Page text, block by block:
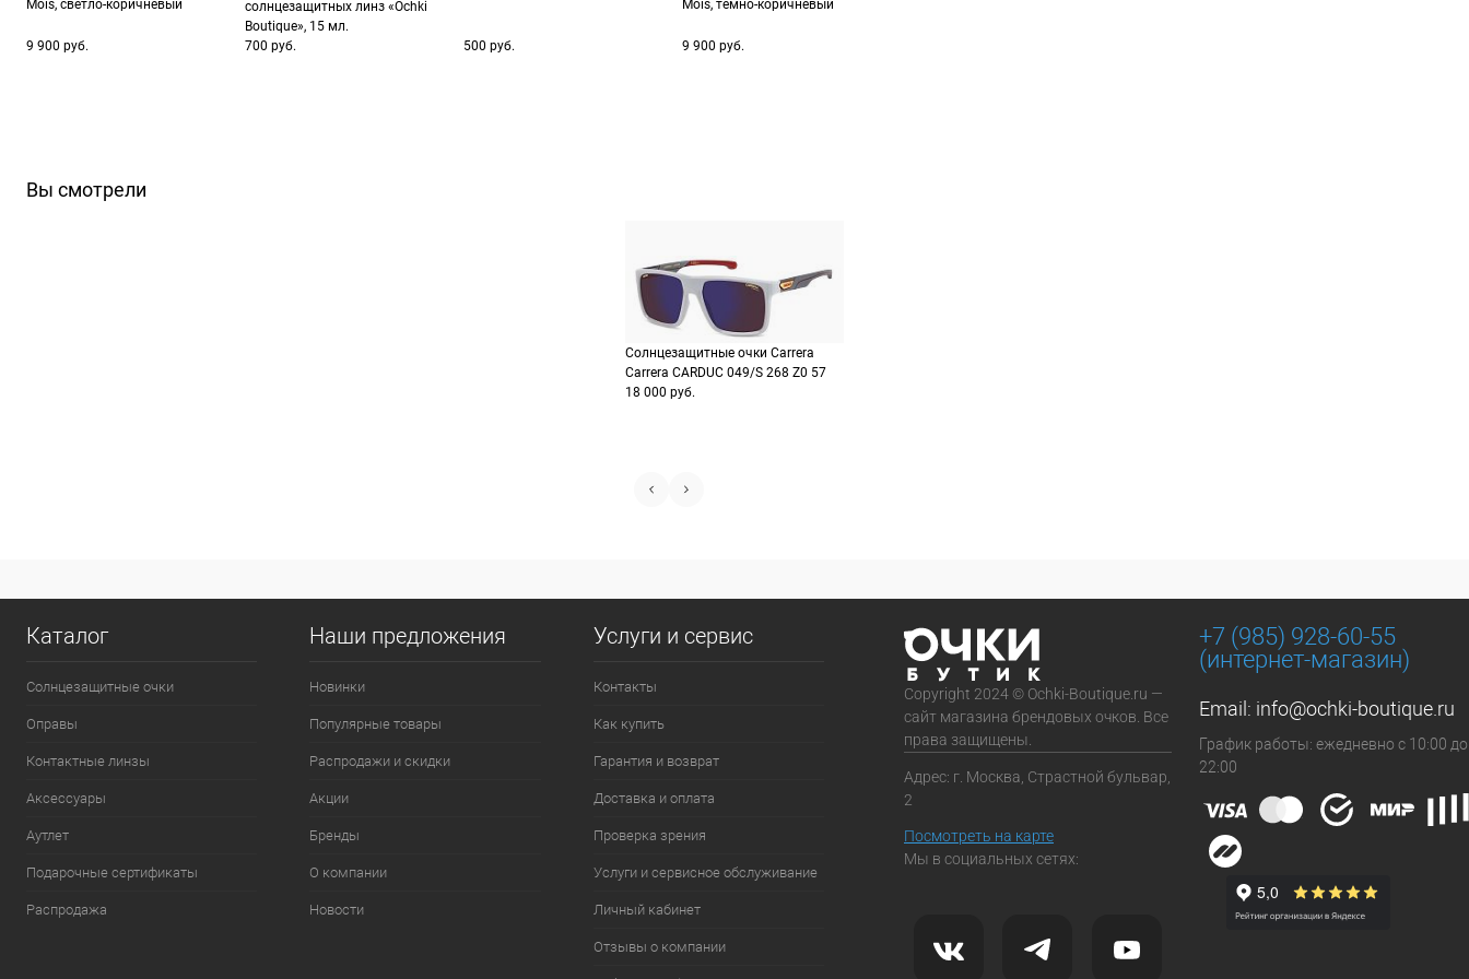
Выберите способ оплаты «Долями»
Mois, светло-коричневый
9 900 руб.
солнцезащитных линз «Ochki
Boutique», 15 мл.
700 руб.
500 руб.
Mois, темно-коричневый
9 900 руб.
Вы смотрели
Солнцезащитные очки Carrera
Carrera CARDUC 049/S 268 Z0 57
18 000 руб.
Каталог
Солнцезащитные очки
Оправы
Контактные линзы
Аксессуары
Аутлет
Подарочные сертификаты
Распродажа
Наши предложения
Новинки
Популярные товары
Распродажи и скидки
Акции
Бренды
О компании
Новости
Услуги и сервис
Контакты
Как купить
Гарантия и возврат
Доставка и оплата
Проверка зрения
Услуги и сервисное обслуживание
Личный кабинет
Отзывы о компании
Copyright 2024 © Ochki-Boutique.ru —
сайт магазина брендовых очков. Все
права защищены.
Адрес: г. Москва, Страстной бульвар,
2
Посмотреть на карте
Мы в социальных сетях:
+7 (985) 928-60-55
(интернет-магазин)
Email: info@ochki-boutique.ru
График работы: ежедневно с 10:00 до
22:00